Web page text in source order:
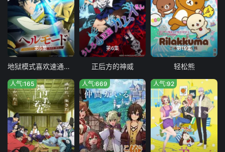
第6集
地狱模式喜欢速通游戏的玩家在废设定异世界无双 第二季
第6集
正后方的神威
第19集
轻松熊
人气:165 人气:669 人气:92